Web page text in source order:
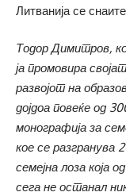
Литванија се
Тодор Димитров,
ја промовира
развојот на
дојдоа повеќе од
монографија за
кое се разгранува
семејна лоза која
сега не останал